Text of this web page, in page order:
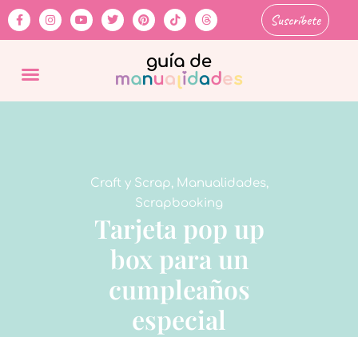
Suscríbete
Craft y Scrap, Manualidades,
Scrapbooking
Tarjeta pop up
box para un
cumpleaños
especial